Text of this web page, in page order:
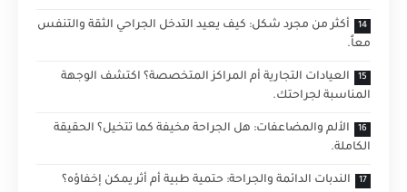
أكثر من مجرد شكل: كيف يعيد التدخل الجراحي الثقة والتنفس
معاً.
العيادات التجارية أم المراكز المتخصصة؟ اكتشف الوجهة
المناسبة لجراحتك.
الألم والمضاعفات: هل الجراحة مخيفة كما تتخيل؟ الحقيقة
الكاملة.
الندبات الدائمة والجراحة: حتمية طبية أم أثر يمكن إخفاؤه؟